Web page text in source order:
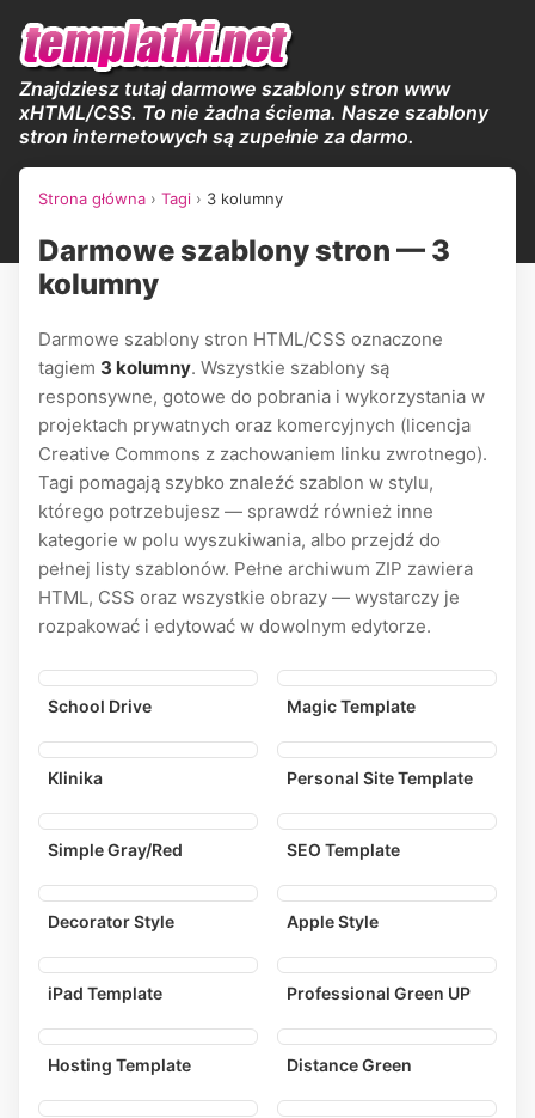
Znajdziesz tutaj darmowe szablony stron www
xHTML/CSS. To nie żadna ściema. Nasze szablony
stron internetowych są zupełnie za darmo.
Strona główna › Tagi › 3 kolumny
Darmowe szablony stron — 3
kolumny
Darmowe szablony stron HTML/CSS oznaczone
tagiem 3 kolumny. Wszystkie szablony są
responsywne, gotowe do pobrania i wykorzystania w
projektach prywatnych oraz komercyjnych (licencja
Creative Commons z zachowaniem linku zwrotnego).
Tagi pomagają szybko znaleźć szablon w stylu,
którego potrzebujesz — sprawdź również inne
kategorie w polu wyszukiwania, albo przejdź do
pełnej listy szablonów. Pełne archiwum ZIP zawiera
HTML, CSS oraz wszystkie obrazy — wystarczy je
rozpakować i edytować w dowolnym edytorze.
School Drive Magic Template
Klinika Personal Site Template
Simple Gray/Red SEO Template
Decorator Style Apple Style
iPad Template Professional Green UP
Hosting Template Distance Green